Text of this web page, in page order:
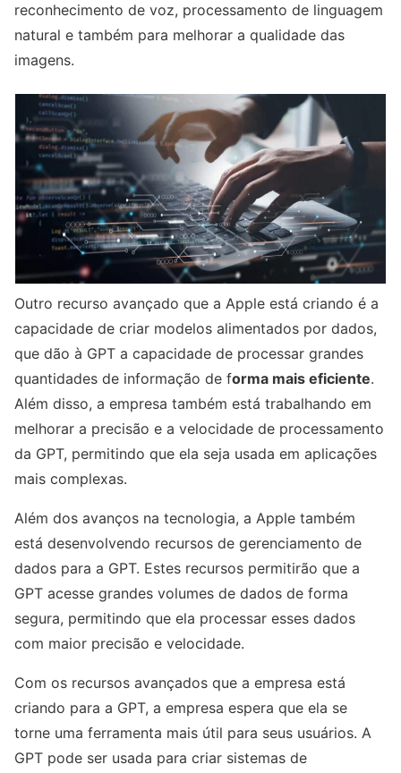
reconhecimento de voz, processamento de linguagem
natural e também para melhorar a qualidade das
imagens.
Outro recurso avançado que a Apple está criando é a
capacidade de criar modelos alimentados por dados,
que dão à GPT a capacidade de processar grandes
quantidades de informação de forma mais eficiente.
Além disso, a empresa também está trabalhando em
melhorar a precisão e a velocidade de processamento
da GPT, permitindo que ela seja usada em aplicações
mais complexas.
Além dos avanços na tecnologia, a Apple também
está desenvolvendo recursos de gerenciamento de
dados para a GPT. Estes recursos permitirão que a
GPT acesse grandes volumes de dados de forma
segura, permitindo que ela processar esses dados
com maior precisão e velocidade.
Com os recursos avançados que a empresa está
criando para a GPT, a empresa espera que ela se
torne uma ferramenta mais útil para seus usuários. A
GPT pode ser usada para criar sistemas de